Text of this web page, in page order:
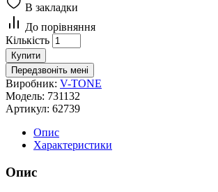
В закладки
До порівняння
Кількість
Купити
Передзвоніть мені
Виробник: V-TONE
Модель: 731132
Артикул: 62739
Опис
Характеристики
Опис